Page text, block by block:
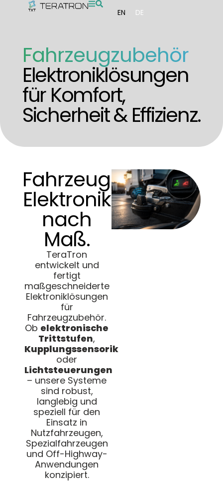
EN DE
Fahrzeugzubehör
Elektroniklösungen
für Komfort,
Sicherheit & Effizienz.
Fahrzeug-
Elektronik
nach
Maß.
TeraTron
entwickelt und
fertigt
maßgeschneiderte
Elektroniklösungen
für
Fahrzeugzubehör.
Ob elektronische
Trittstufen,
Kupplungssensorik
oder
Lichtsteuerungen
– unsere Systeme
sind robust,
langlebig und
speziell für den
Einsatz in
Nutzfahrzeugen,
Spezialfahrzeugen
und Off-Highway-
Anwendungen
konzipiert.